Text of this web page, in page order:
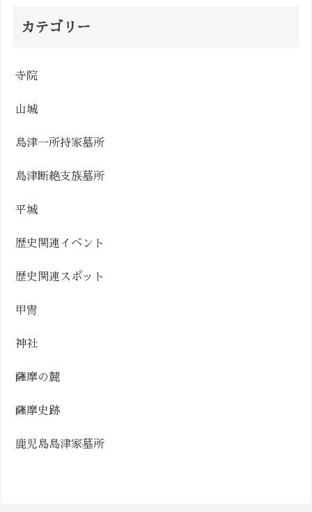
カテゴリー
寺院
山城
島津一所持家墓所
島津断絶支族墓所
平城
歴史関連イベント
歴史関連スポット
甲冑
神社
薩摩の麓
薩摩史跡
鹿児島島津家墓所